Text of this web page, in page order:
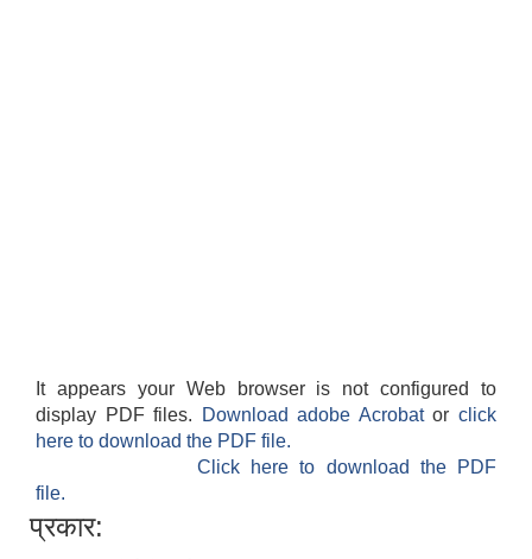
It appears your Web browser is not configured to
display PDF files.
Download adobe Acrobatorclick
here to download the PDF file.
Click here to download the PDF
file.
प्रकार: